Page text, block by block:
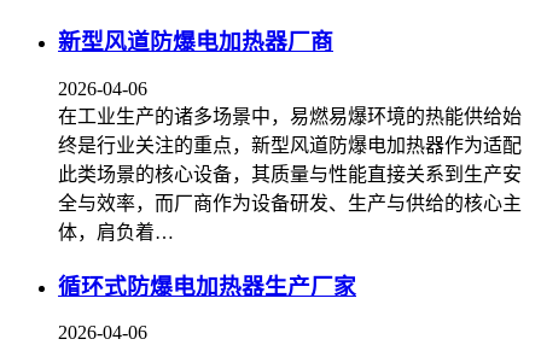
新型风道防爆电加热器厂商
2026-04-06
在工业生产的诸多场景中，易燃易爆环境的热能供给始
终是行业关注的重点，新型风道防爆电加热器作为适配
此类场景的核心设备，其质量与性能直接关系到生产安
全与效率，而厂商作为设备研发、生产与供给的核心主
体，肩负着…
循环式防爆电加热器生产厂家
2026-04-06